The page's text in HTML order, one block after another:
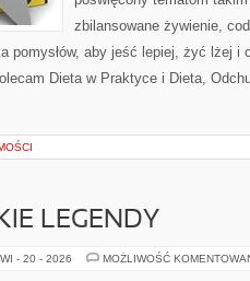
zbilansowane żywienie,
pomysłów, aby jeść lepiej, żyć lżej i
Dieta w Praktyce i Dieta,
LEGENDY
- 20 - 2026 MOŻLIWOŚĆ